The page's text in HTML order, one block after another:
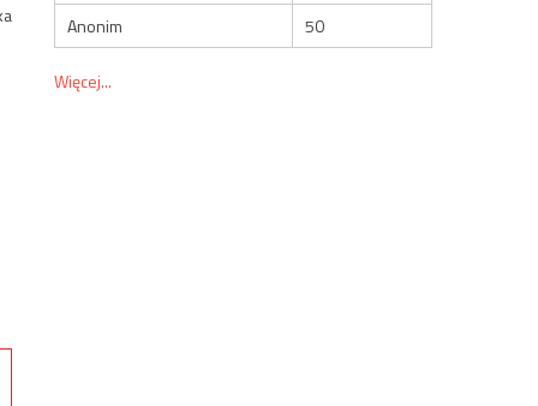
Anonim
50
Więcej...